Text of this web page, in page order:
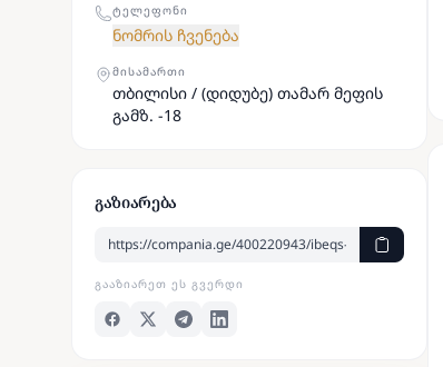
ᲢᲔᲚᲔᲤᲝᲜᲘ
ნომრის ჩვენება
ᲛᲘᲡᲐᲛᲐᲠᲗᲘ
თბილისი / (დიდუბე) თამარ მეფის
გამზ. -18
გაზიარება
ᲒᲐᲐᲖᲘᲐᲠᲔᲗ ᲔᲡ ᲒᲕᲔᲠᲓᲘ